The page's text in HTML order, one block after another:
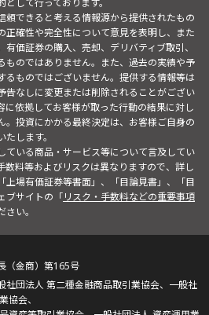
頼できると考える情報源から提供されたもの
正確性や完全性について意見を表明し、また
価証券の購入、売却、デリバティブ取引、
ものではありません。また、過去の実績や予
るものではございません。提供する情報等は
告なしに変更または削除されることがござい
に依拠してお客様が取った行動の結果に対し
。投資にかかる最終決定は、お客様ご自身の
します。
ている商品・サービス等について言及してい
数料等およびリスクは異なりますので、詳し
上場有価証券等書面」、「目論見書」、「目
ブサイトの「リスク・手数料などの重要事項
い。
（金商）第165号
社団法人 第二種金融商品取引業協会、一般社
協会、